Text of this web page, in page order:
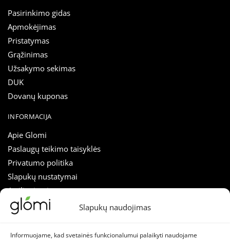
Slapukų naudojimas
Informuojame, kad svetainės funkcionalumui palaikyti naudojame
Pasirinkimo gidas
Apmokėjimas
Pristatymas
Grąžinimas
Užsakymo sekimas
DUK
Dovanų kuponas
INFORMACIJA
Apie Glomi
Paslaugų teikimo taisyklės
Privatumo politika
Slapukų nustatymai
Atsiliepimai
Straipsniai
SEKITE MUS